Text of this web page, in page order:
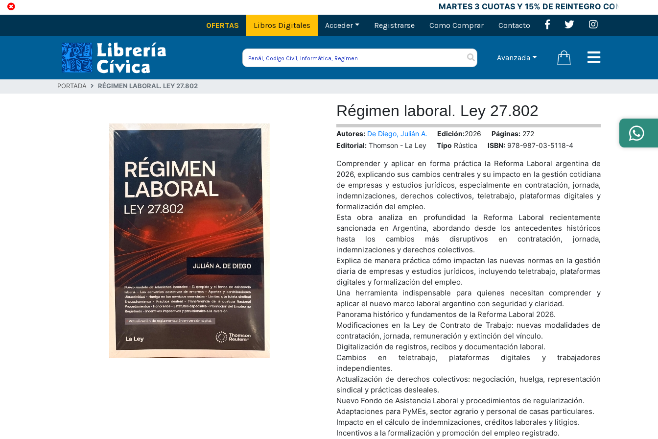
MARTES 3 CUOTAS Y 15% DE REINTEGRO CON
OFERTAS Libros Digitales Acceder Registrarse Como Comprar Contacto
Avanzada
PORTADA RÉGIMEN LABORAL. LEY 27.802
Régimen laboral. Ley 27.802
Autores: De Diego, Julián A. Edición:2026 Páginas: 272
Editorial: Thomson - La Ley Típo Rústica ISBN: 978-987-03-5118-4
Comprender y aplicar en forma práctica la Reforma Laboral argentina de
2026, explicando sus cambios centrales y su impacto en la gestión cotidiana
de empresas y estudios jurídicos, especialmente en contratación, jornada,
indemnizaciones, derechos colectivos, teletrabajo, plataformas digitales y
formalización del empleo.
Esta obra analiza en profundidad la Reforma Laboral recientemente
sancionada en Argentina, abordando desde los antecedentes históricos
hasta los cambios más disruptivos en contratación, jornada,
indemnizaciones y derechos colectivos.
Explica de manera práctica cómo impactan las nuevas normas en la gestión
diaria de empresas y estudios jurídicos, incluyendo teletrabajo, plataformas
digitales y formalización del empleo.
Una herramienta indispensable para quienes necesitan comprender y
aplicar el nuevo marco laboral argentino con seguridad y claridad.
Panorama histórico y fundamentos de la Reforma Laboral 2026.
Modificaciones en la Ley de Contrato de Trabajo: nuevas modalidades de
contratación, jornada, remuneración y extinción del vínculo.
Digitalización de registros, recibos y documentación laboral.
Cambios en teletrabajo, plataformas digitales y trabajadores
independientes.
Actualización de derechos colectivos: negociación, huelga, representación
sindical y prácticas desleales.
Nuevo Fondo de Asistencia Laboral y procedimientos de regularización.
Adaptaciones para PyMEs, sector agrario y personal de casas particulares.
Impacto en el cálculo de indemnizaciones, créditos laborales y litigios.
Incentivos a la formalización y promoción del empleo registrado.